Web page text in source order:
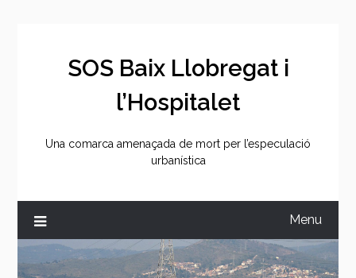
SOS Baix Llobregat i
l’Hospitalet
Una comarca amenaçada de mort per l’especulació
urbanística
Menu